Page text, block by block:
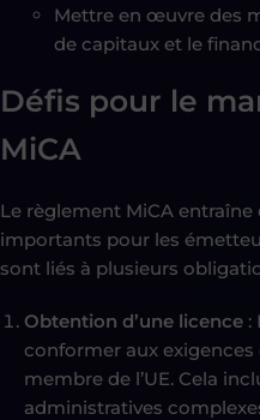
Mettre en œuvre des
de capitaux et le
Défis pour le
MiCA
Le règlement MiCA
importants pour les
sont liés à plusieurs
Obtention d’une licence :
conformer aux
membre de l’UE. Cela
administratives